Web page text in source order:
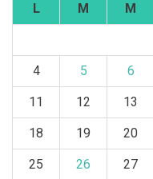
L M M
4 5 6
11 12 13
18 19 20
25 26 27